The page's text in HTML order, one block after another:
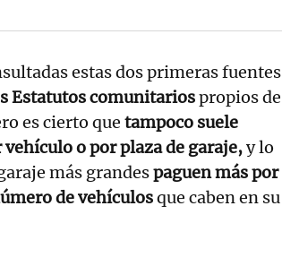
estas dos primeras fuentes
Estatutos comunitariospropios de
es cierto que tampoco suele
o por plaza de garaje,y lo
más grandespaguen más por
de vehículosque caben en su